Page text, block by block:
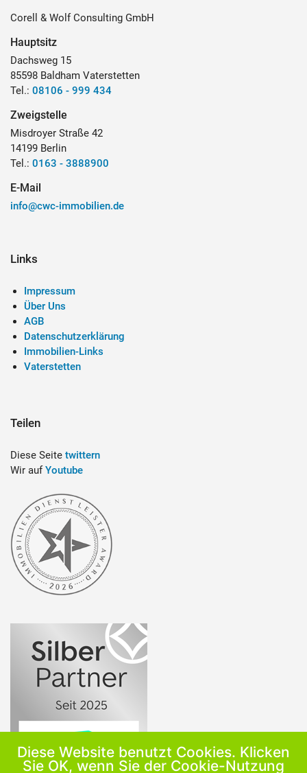
Diese Website benutzt Cookies. Klicken
Sie OK, wenn Sie der Cookie-Nutzung
Corell & Wolf Consulting GmbH
Hauptsitz
Dachsweg 15
85598 Baldham Vaterstetten
Tel.: 08106 - 999 434
Zweigstelle
Misdroyer Straße 42
14199 Berlin
Tel.: 0163 - 3888900
E-Mail
info@cwc-immobilien.de
Links
Impressum
Über Uns
AGB
Datenschutzerklärung
Immobilien-Links
Vaterstetten
Teilen
Diese Seite twittern
Wir aufYoutube